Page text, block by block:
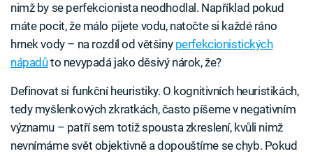
nimž by se perfekcionista neodhodlal. Například pokud
máte pocit, že málo pijete vodu, natočte si každé ráno
hrnek vody – na rozdíl od většiny perfekcionistických
nápadůto nevypadá jako děsivý nárok, že?
Definovat si funkční heuristiky. O kognitivních heuristikách,
tedy myšlenkových zkratkách, často píšeme v negativním
významu – patří sem totiž spousta zkreslení, kvůli nimž
nevnímáme svět objektivně a dopouštíme se chyb. Pokud